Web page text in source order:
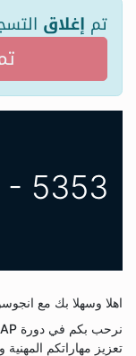
تم إغلاق
- 5353
اهلا وسهلا بك مع
تعزيز مهاراتكم